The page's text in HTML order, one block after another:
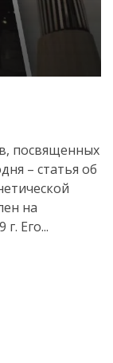
посвященных
– статья об
на
Его...